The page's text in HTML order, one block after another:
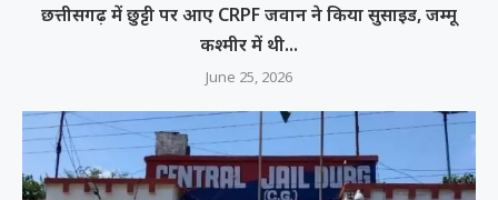
छत्तीसगढ़ में छुट्टी पर आए CRPF जवान ने किया सुसाइड, जम्मू
कश्मीर में थी...
June 25, 2026